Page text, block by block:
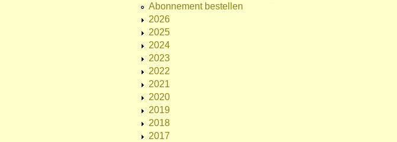
Abonnement bestellen
2026
2025
2024
2023
2022
2021
2020
2019
2018
2017